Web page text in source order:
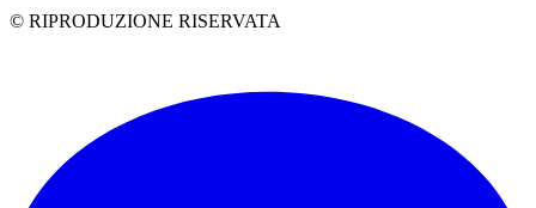
© RIPRODUZIONE RISERVATA